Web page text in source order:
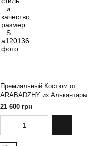
Премиальный Костюм от
ARABADZHY из Алькантары
21 600 грн